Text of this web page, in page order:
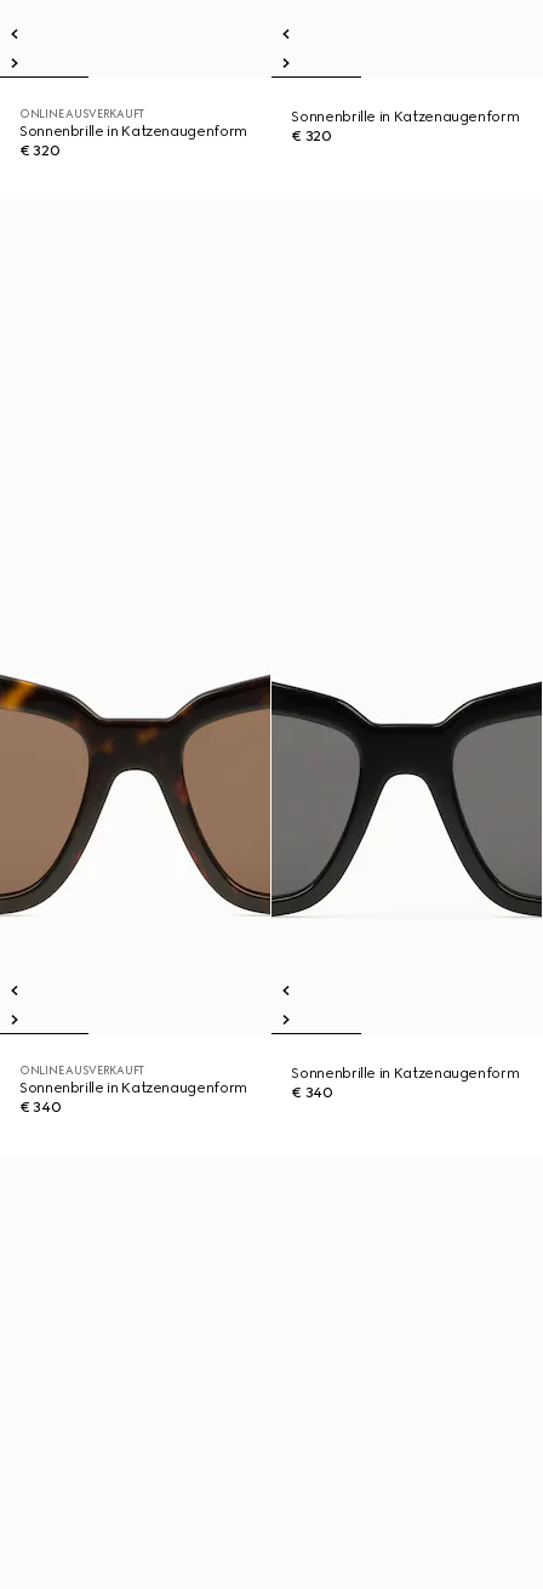
ONLINE AUSVERKAUFT
Sonnenbrille in Katzenaugenform
€ 320
Sonnenbrille in Katzenaugenform
€ 320
ONLINE AUSVERKAUFT
Sonnenbrille in Katzenaugenform
€ 340
Sonnenbrille in Katzenaugenform
€ 340